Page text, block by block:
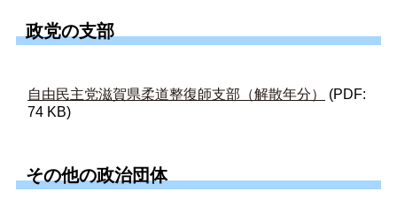
政党の支部
自由民主党滋賀県柔道整復師支部（解散年分）
(PDF:
74 KB)
その他の政治団体